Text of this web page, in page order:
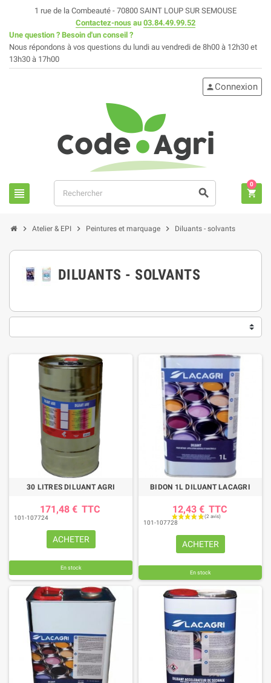
1 rue de la Combeauté - 70800 SAINT LOUP SUR SEMOUSE
Contactez-nous au 03.84.49.99.52
Une question ? Besoin d'un conseil ?
Nous répondons à vos questions du lundi au vendredi de 8h00 à 12h30 et
13h30 à 17h00
view_headline search
person Connexion
shopping_cart
0
chevron_right Atelier & EPI chevron_right Peintures et marquage chevron_right Diluants - solvants
DILUANTS - SOLVANTS
30 LITRES DILUANT AGRI
171,48 € TTC
101-107724
ACHETER
En stock
BIDON 1L DILUANT LACAGRI
12,43 € TTC
101-107728
ACHETER
En stock